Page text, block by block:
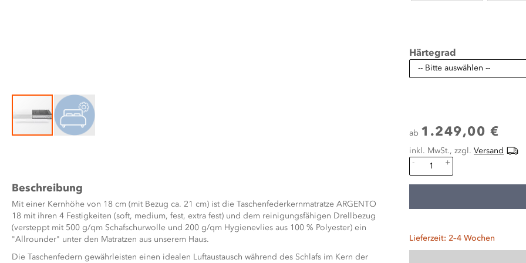
springen
Härtegrad
ab 1.249,00 €
inkl. MwSt., zzgl. Versand
-
+
Lieferzeit: 2–4 Wochen
Beschreibung
Mit einer Kernhöhe von 18 cm (mit Bezug ca. 21 cm) ist die Taschenfederkernmatratze ARGENTO
18 mit ihren 4 Festigkeiten (soft, medium, fest, extra fest) und dem reinigungsfähigen Drellbezug
(versteppt mit 500 g/qm Schafschurwolle und 200 g/qm Hygienevlies aus 100 % Polyester) ein
"Allrounder" unter den Matratzen aus unserem Haus.
Die Taschenfedern gewährleisten einen idealen Luftaustausch während des Schlafs im Kern der